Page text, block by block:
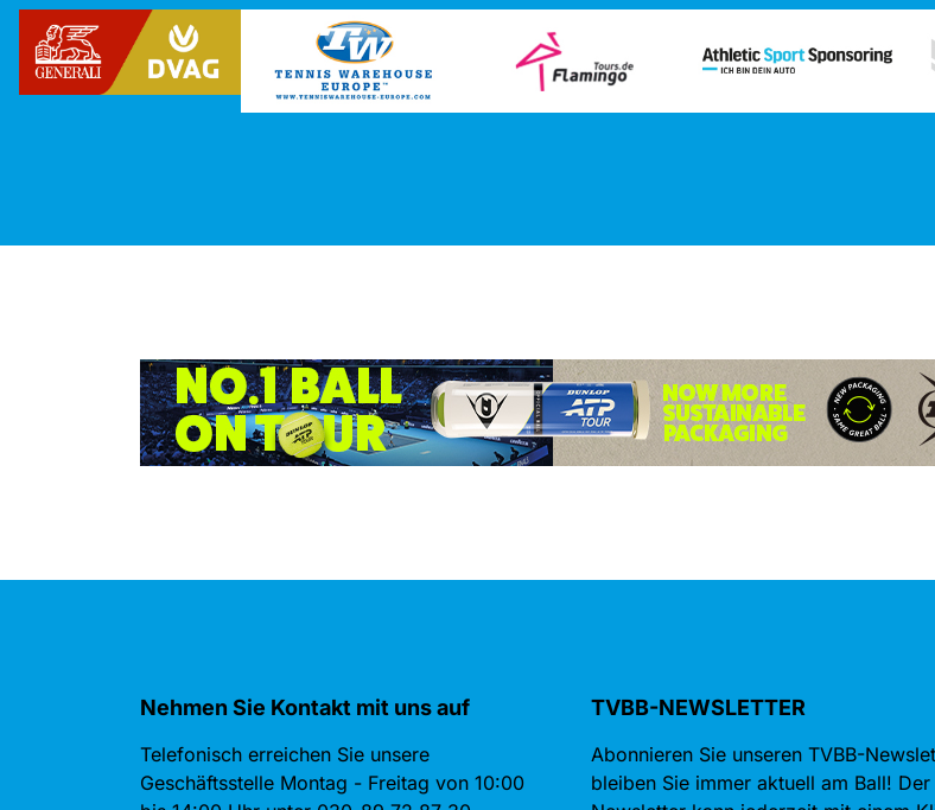
Nehmen Sie Kontakt mit uns auf
Telefonisch erreichen Sie unsere
Geschäftsstelle Montag - Freitag von 10:00
TVBB-NEWSLETTER
Abonnieren Sie unseren TVBB-
bleiben Sie immer aktuell am Ball! Der